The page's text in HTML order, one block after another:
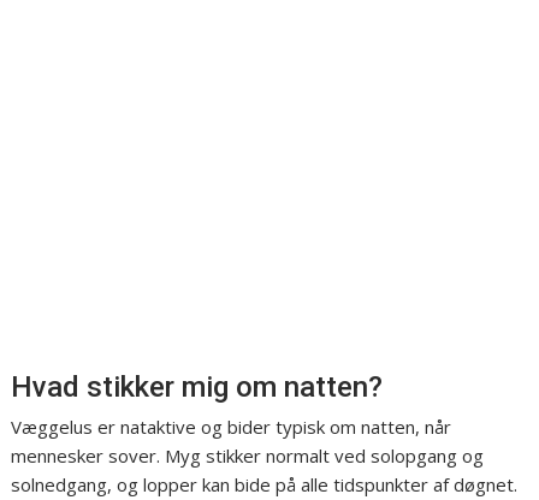
Hvad stikker mig om natten?
Væggelus er nataktive og bider typisk om natten, når
mennesker sover. Myg stikker normalt ved solopgang og
solnedgang, og lopper kan bide på alle tidspunkter af døgnet.